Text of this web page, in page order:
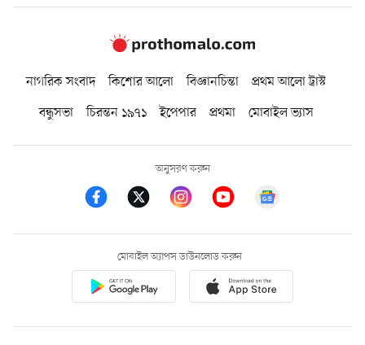
নাগরিক সংবাদ কিশোর আলো বিজ্ঞানচিন্তা
প্রথম আলো ট্রাস্ট
বন্ধুসভা
চিরন্তন ১৯৭১ ইপেপার প্রথমা মোবাইল ভ্যাস
অনুসরণ করুন
মোবাইল অ্যাপস ডাউনলোড করুন